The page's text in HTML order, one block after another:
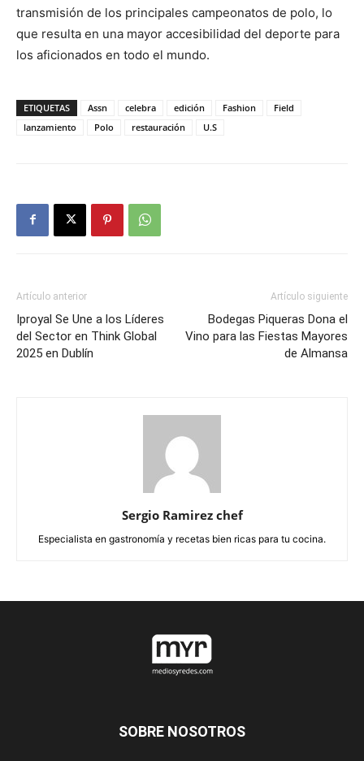
transmisión de los principales campeonatos de polo, lo
que resulta en una mayor accesibilidad del deporte para
los aficionados en todo el mundo.
ETIQUETAS Assn celebra edición Fashion
Field
lanzamiento
Polo restauración U.S
Artículo anterior
Iproyal Se Une a los Líderes
del Sector en Think Global
2025 en Dublín
Artículo siguiente
Bodegas Piqueras Dona el
Vino para las Fiestas Mayores
de Almansa
Sergio Ramirez chef
Especialista en gastronomía y recetas bien ricas para tu cocina.
SOBRE NOSOTROS